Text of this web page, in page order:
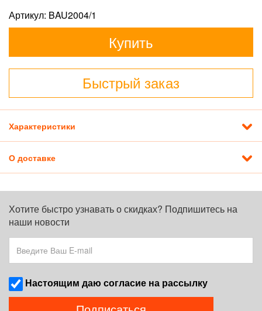
Артикул: BAU2004/1
Купить
Быстрый заказ
Характеристики
О доставке
Хотите быстро узнавать о скидках? Подпишитесь на
наши новости
Наcтоящим даю согласие на рассылку